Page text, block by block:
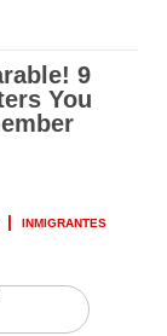
INMIGRANTES